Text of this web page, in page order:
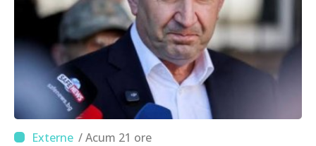
/ Acum 21 ore